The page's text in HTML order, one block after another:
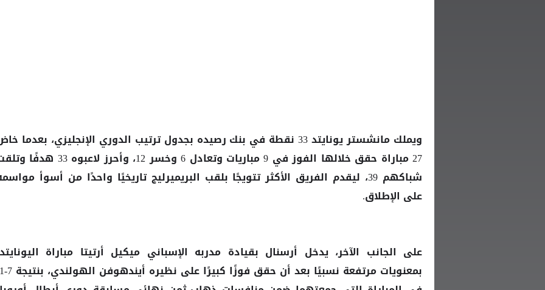
ويملك مانشستر يونايتد
33 نقطة في بنك رصيده بجدول ترتيب الدوري الإنجليزي، بعدما
27 مباراة حقق خلالها الفوز في 9 مباريات وتعادل 6 وخسر 12، وأحرز لاعبوه 33
شباكهم 39، ليقدم الفريق الأكثر تتويجًا بلقب البريميرليج تاريخيًا واحدًا من أسوأ
على الإطلاق.
على الجانب الآخر، يدخل أرسنال بقيادة مدربه الإسباني ميكيل أرتيتا مباراة